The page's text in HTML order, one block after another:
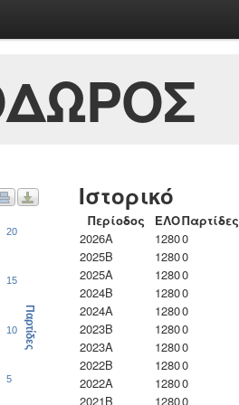
5
10
15
20
Παρτίδες
Ιστορικό
Περίοδος ΕΛΟΠαρτίδες
2026A
12800
2025B
12800
2025A
12800
2024B
12800
2024A
12800
2023B
12800
2023Α
12800
2022B
12800
2022A
12800
2021B
12800